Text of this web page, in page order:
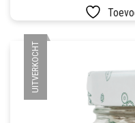
UITVERKOCHT